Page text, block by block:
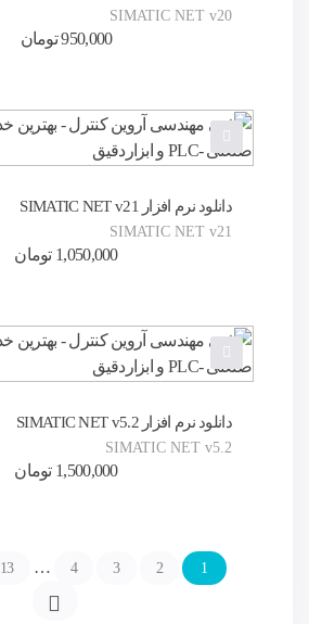
SIMATIC NET v20
950,000تومان
دانلود نرم افزار SIMATIC NET v21
SIMATIC NET v21
1,050,000 تومان
دانلود نرم افزار SIMATIC NET v5.2
SIMATIC NET v5.2
1,500,000 تومان
1
2
3
4
…
13